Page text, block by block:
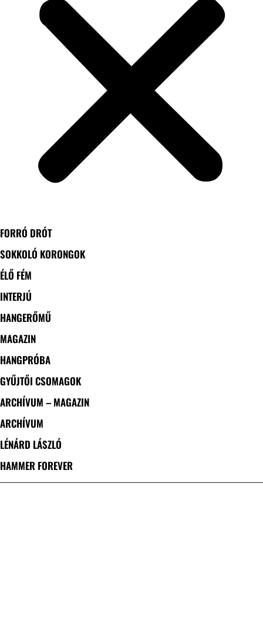
FORRÓ DRÓT
SOKKOLÓ KORONGOK
ÉLŐ FÉM
INTERJÚ
HANGERŐMŰ
MAGAZIN
HANGPRÓBA
GYŰJTŐI CSOMAGOK
ARCHÍVUM – MAGAZIN
ARCHÍVUM
LÉNÁRD LÁSZLÓ
HAMMER FOREVER